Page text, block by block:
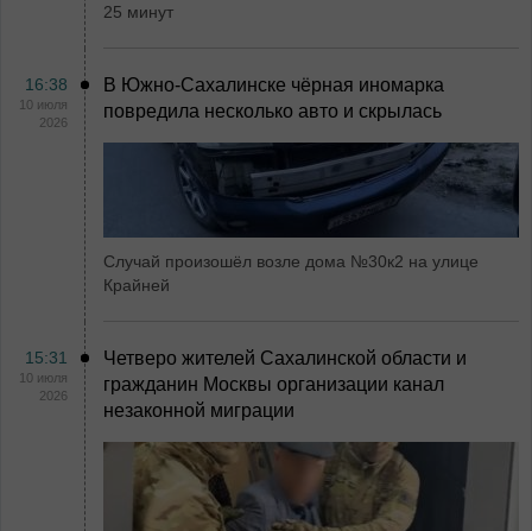
25 минут
16:38
10 июля
2026
В Южно-Сахалинске чёрная иномарка
повредила несколько авто и скрылась
Случай произошёл возле дома №30к2 на улице
Крайней
15:31
10 июля
2026
Четверо жителей Сахалинской области и
гражданин Москвы организации канал
незаконной миграции